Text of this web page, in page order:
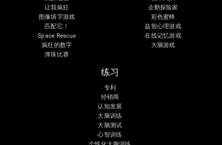
让我疯狂
图像填字游戏
匹配它！
Space Rescue
疯狂的数字
弹珠比赛
企鹅探险家
彩色蜜蜂
益智心理游戏
在线记忆游戏
大脑游戏
练习
专利
经销商
认知发展
大脑训练
大脑测试
心智训练